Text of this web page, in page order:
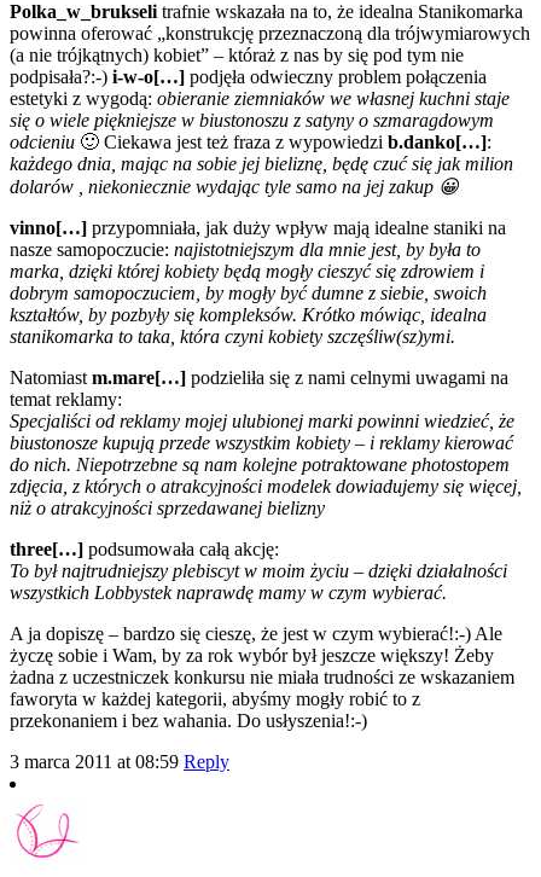
Polka_w_brukseli trafnie wskazała na to, że idealna Stanikomarka
powinna oferować „konstrukcję przeznaczoną dla trójwymiarowych
(a nie trójkątnych) kobiet” – któraż z nas by się pod tym nie
podpisała?:-) i-w-o[…] podjęła odwieczny problem połączenia
estetyki z wygodą: obieranie ziemniaków we własnej kuchni staje
się o wiele piękniejsze w biustonoszu z satyny o szmaragdowym
odcieniu 🙂 Ciekawa jest też fraza z wypowiedzi b.danko[…]:
każdego dnia, mając na sobie jej bieliznę, będę czuć się jak milion
dolarów , niekoniecznie wydając tyle samo na jej zakup 😀
vinno[…] przypomniała, jak duży wpływ mają idealne staniki na
nasze samopoczucie: najistotniejszym dla mnie jest, by była to
marka, dzięki której kobiety będą mogły cieszyć się zdrowiem i
dobrym samopoczuciem, by mogły być dumne z siebie, swoich
kształtów, by pozbyły się kompleksów. Krótko mówiąc, idealna
stanikomarka to taka, która czyni kobiety szczęśliw(sz)ymi.
Natomiast m.mare[…] podzieliła się z nami celnymi uwagami na
temat reklamy:
Specjaliści od reklamy mojej ulubionej marki powinni wiedzieć, że
biustonosze kupują przede wszystkim kobiety – i reklamy kierować
do nich. Niepotrzebne są nam kolejne potraktowane photostopem
zdjęcia, z których o atrakcyjności modelek dowiadujemy się więcej,
niż o atrakcyjności sprzedawanej bielizny
three[…] podsumowała całą akcję:
To był najtrudniejszy plebiscyt w moim życiu – dzięki działalności
wszystkich Lobbystek naprawdę mamy w czym wybierać.
A ja dopiszę – bardzo się cieszę, że jest w czym wybierać!:-) Ale
życzę sobie i Wam, by za rok wybór był jeszcze większy! Żeby
żadna z uczestniczek konkursu nie miała trudności ze wskazaniem
faworyta w każdej kategorii, abyśmy mogły robić to z
przekonaniem i bez wahania. Do usłyszenia!:-)
3 marca 2011 at 08:59 Reply